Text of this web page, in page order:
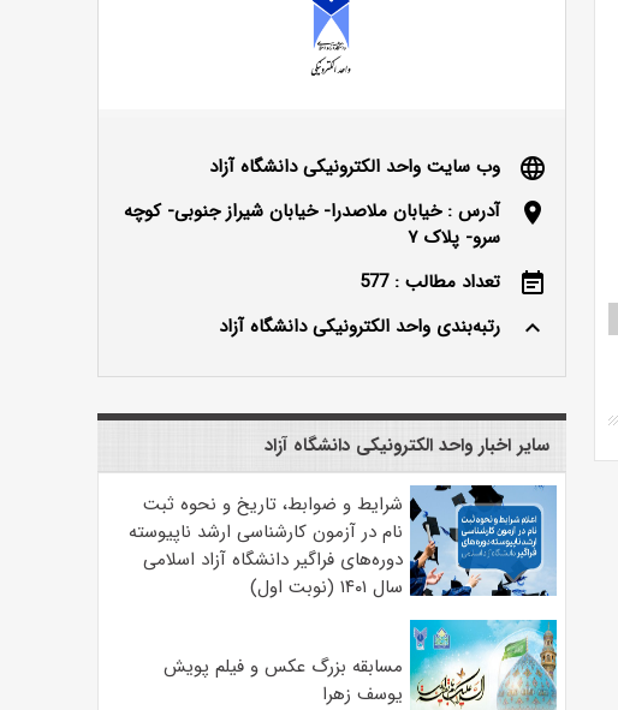
language
وب سایت واحد الکترونیکی دانشگاه آزاد
location_on
آدرس : خیابان ملاصدرا- خیابان شیراز جنوبی- کوچه
سرو- پلاک ۷
event_note
تعداد مطالب : 577
keyboard_arrow_up
رتبه‌بندی واحد الکترونیکی دانشگاه آزاد
سایر اخبار واحد الکترونیکی دانشگاه آزاد
شرایط و ضوابط، تاریخ و نحوه ثبت
نام در آزمون کارشناسی ارشد ناپیوسته
دوره‌های فراگیر دانشگاه آزاد اسلامی
سال ۱۴۰۱ (نوبت اول)
مسابقه بزرگ عکس و فیلم پویش
یوسف زهرا